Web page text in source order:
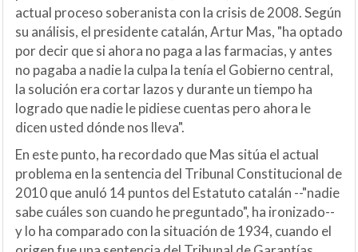
actual proceso soberanista con la crisis de 2008. Según
su análisis, el presidente catalán, Artur Mas, "ha optado
por decir que si ahora no paga a las farmacias, y antes
no pagaba a nadie la culpa la tenía el Gobierno central,
la solución era cortar lazos y durante un tiempo ha
logrado que nadie le pidiese cuentas pero ahora le
dicen usted dónde nos lleva".
En este punto, ha recordado que Mas sitúa el actual
problema en la sentencia del Tribunal Constitucional de
2010 que anuló 14 puntos del Estatuto catalán --"nadie
sabe cuáles son cuando he preguntado", ha ironizado--
y lo ha comparado con la situación de 1934, cuando el